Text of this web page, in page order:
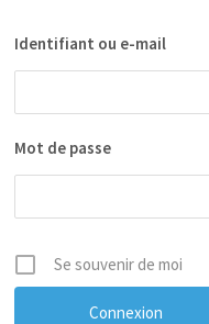
Identifiant ou e-mail
Mot de passe
Se souvenir de moi